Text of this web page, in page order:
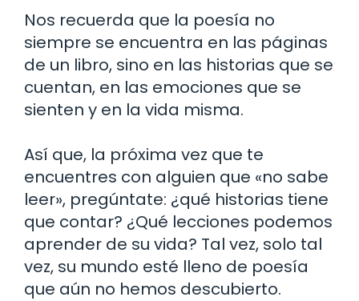
Nos recuerda que la poesía no
siempre se encuentra en las páginas
de un libro, sino en las historias que se
cuentan, en las emociones que se
sienten y en la vida misma.
Así que, la próxima vez que te
encuentres con alguien que «no sabe
leer», pregúntate: ¿qué historias tiene
que contar? ¿Qué lecciones podemos
aprender de su vida? Tal vez, solo tal
vez, su mundo esté lleno de poesía
que aún no hemos descubierto.